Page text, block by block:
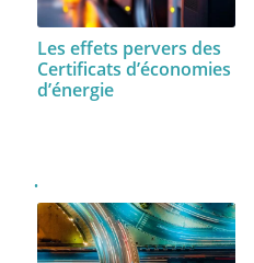
Les effets pervers des
Certificats d’économies
d’énergie